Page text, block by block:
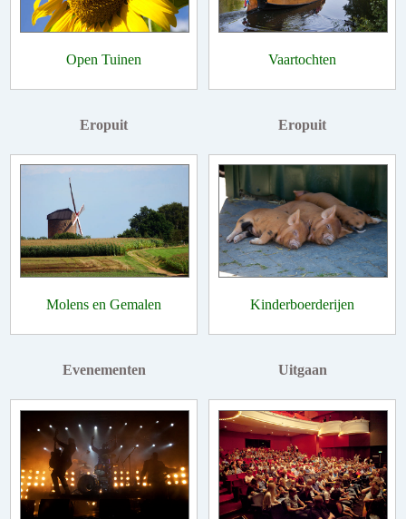
Open Tuinen Vaartochten
Eropuit
Molens en Gemalen
Eropuit
Kinderboerderijen
Evenementen Uitgaan